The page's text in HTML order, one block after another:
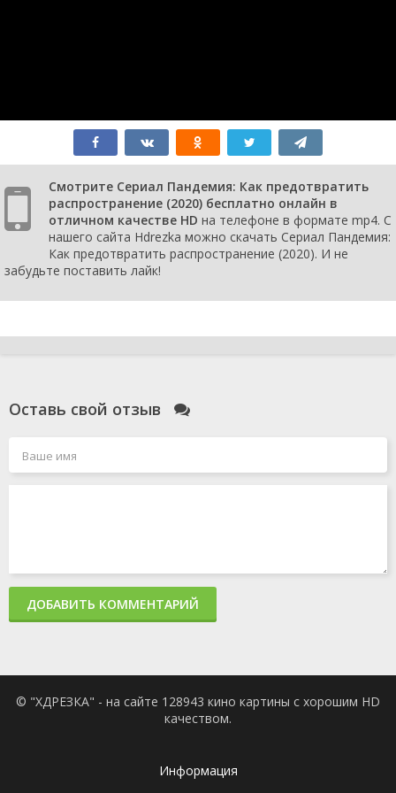
Смотрите Сериал Пандемия: Как предотвратить
распространение (2020) бесплатно онлайн в
отличном качестве HD на телефоне в формате mp4. С
нашего сайта Hdrezka можно скачать Сериал Пандемия:
Как предотвратить распространение (2020). И не
забудьте поставить лайк!
Оставь свой отзыв
ДОБАВИТЬ КОММЕНТАРИЙ
© "ХДРЕЗКА" - на сайте 128943 кино картины с хорошим HD
качеством.
Информация